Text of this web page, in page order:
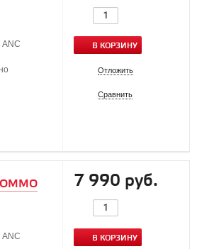
В КОРЗИНУ
Отложить
Сравнить
7 990 руб.
В КОРЗИНУ